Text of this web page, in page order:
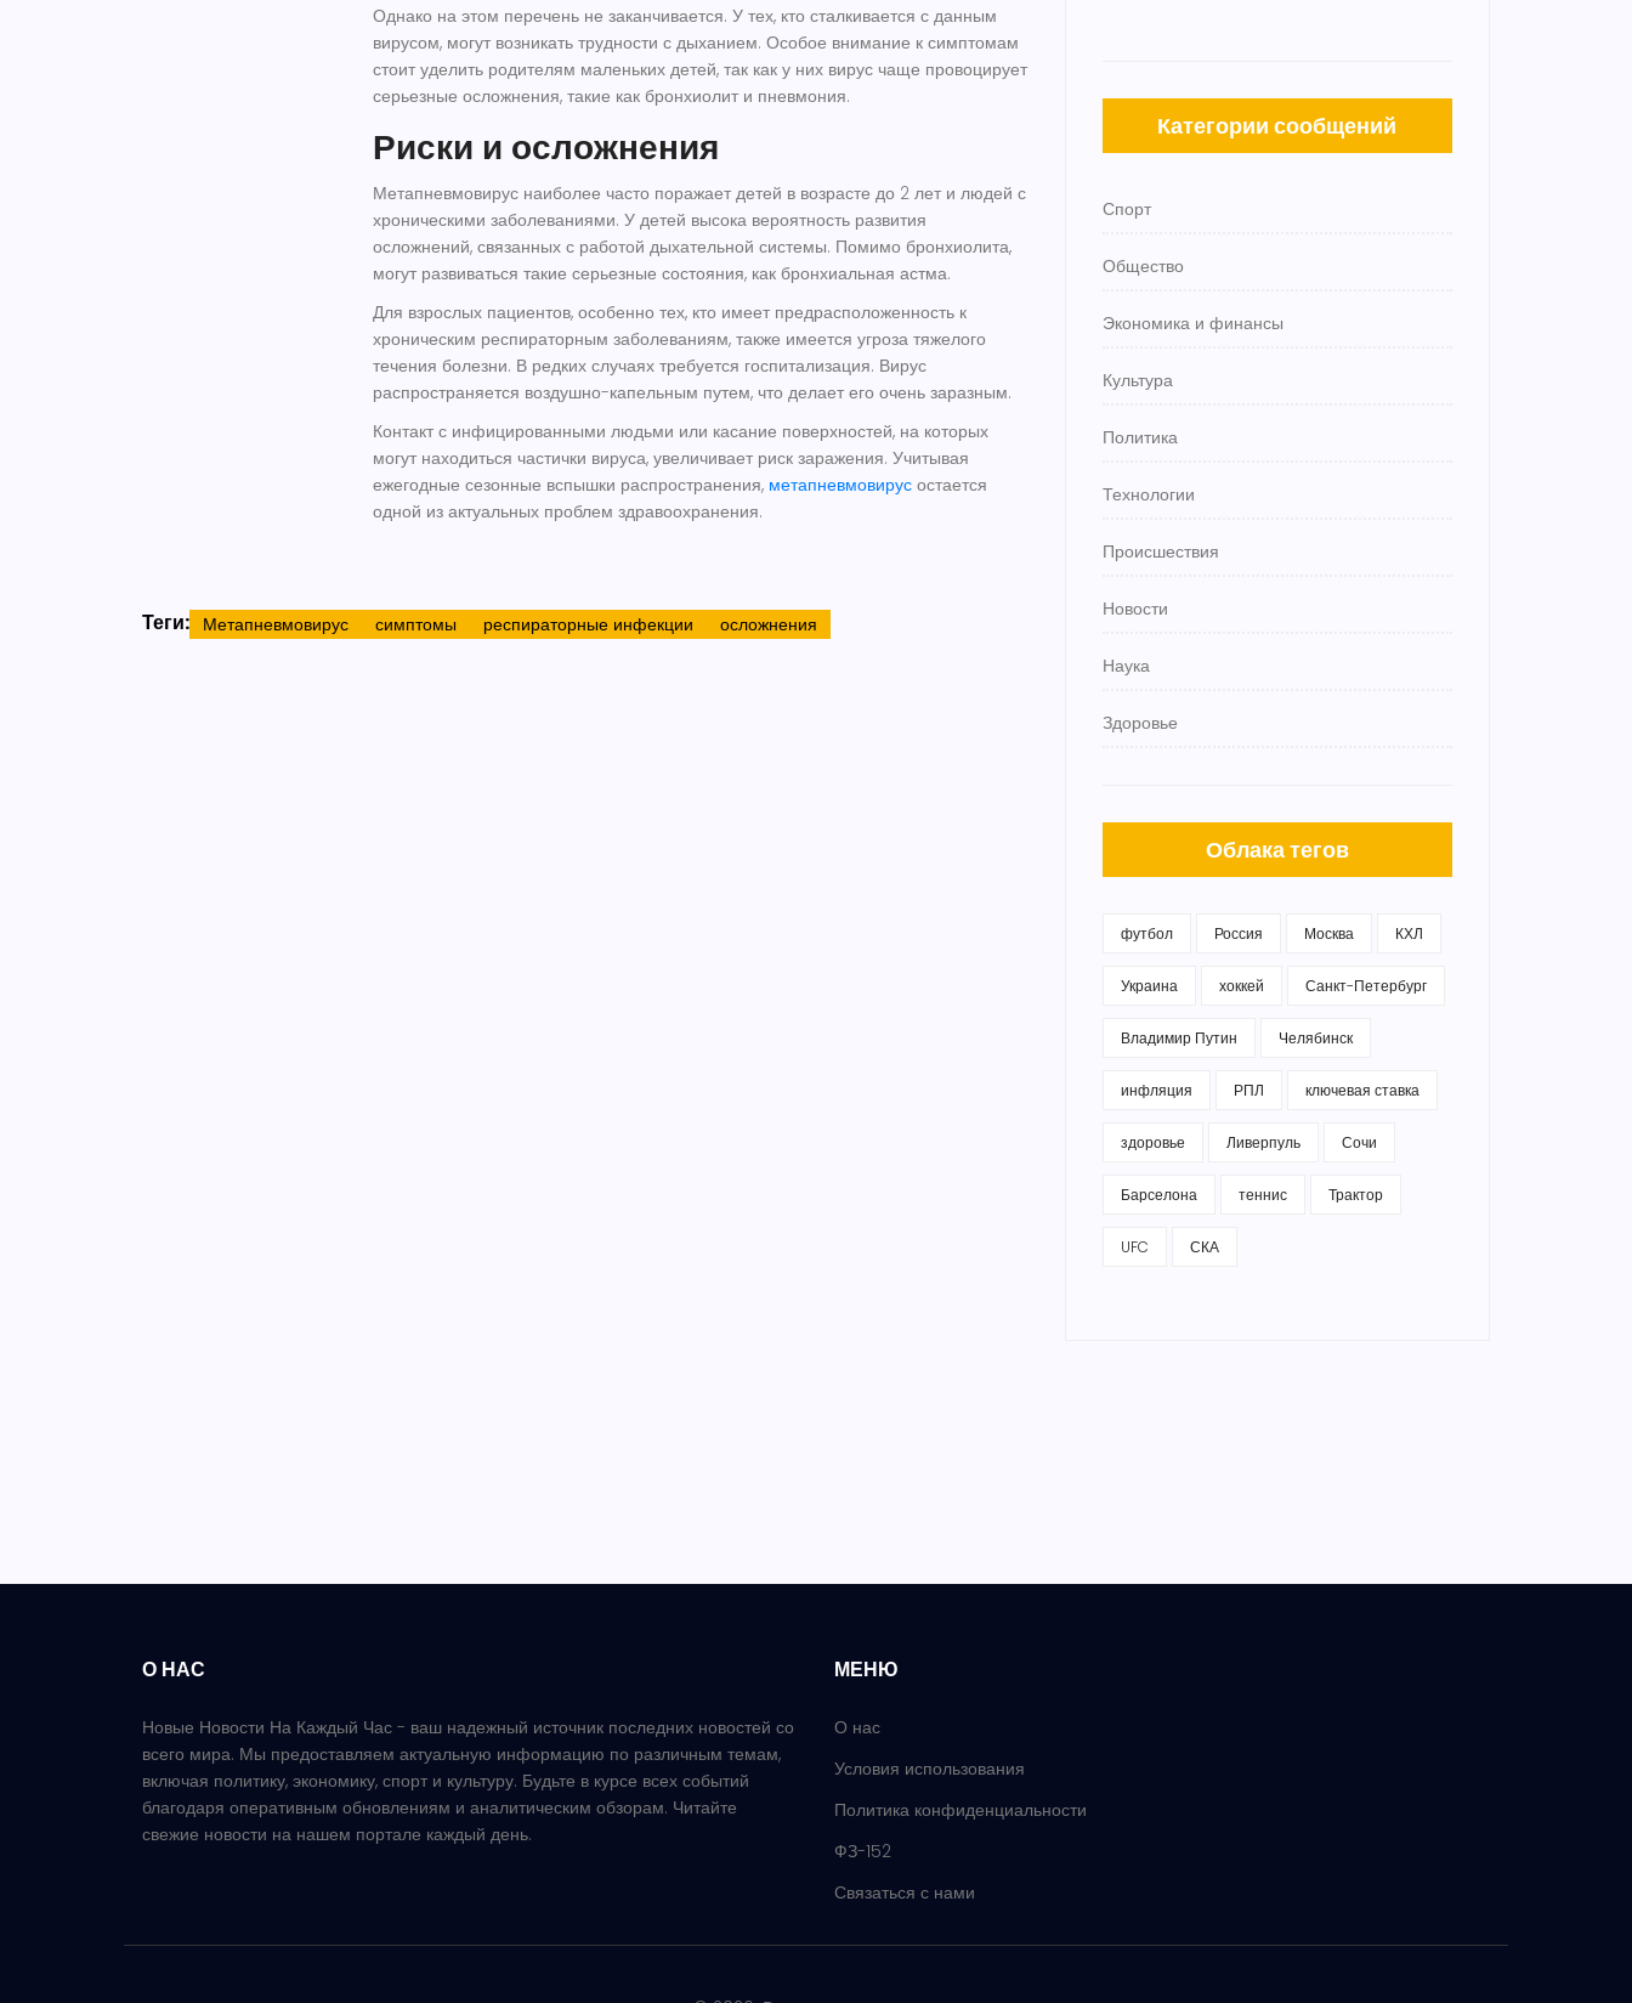
Однако на этом перечень не заканчивается. У тех, кто сталкивается с данным
вирусом, могут возникать трудности с дыханием. Особое внимание к симптомам
стоит уделить родителям маленьких детей, так как у них вирус чаще провоцирует
серьезные осложнения, такие как бронхиолит и пневмония.
Риски и осложнения
Метапневмовирус наиболее часто поражает детей в возрасте до 2 лет и людей с
хроническими заболеваниями. У детей высока вероятность развития
осложнений, связанных с работой дыхательной системы. Помимо бронхиолита,
могут развиваться такие серьезные состояния, как бронхиальная астма.
Для взрослых пациентов, особенно тех, кто имеет предрасположенность к
хроническим респираторным заболеваниям, также имеется угроза тяжелого
течения болезни. В редких случаях требуется госпитализация. Вирус
распространяется воздушно-капельным путем, что делает его очень заразным.
Контакт с инфицированными людьми или касание поверхностей, на которых
могут находиться частички вируса, увеличивает риск заражения. Учитывая
ежегодные сезонные вспышки распространения, метапневмовирус остается
одной из актуальных проблем здравоохранения.
Теги: Метапневмовирус симптомы респираторные инфекции осложнения
Категории сообщений
Спорт
Общество
Экономика и финансы
Культура
Политика
Технологии
Происшествия
Новости
Наука
Здоровье
Облака тегов
футбол Россия Москва КХЛ
Украина хоккей Санкт-Петербург
Владимир Путин Челябинск
инфляция РПЛ ключевая ставка
здоровье Ливерпуль Сочи
Барселона теннис Трактор
UFC СКА
О НАС
Новые Новости На Каждый Час - ваш надежный источник последних новостей со
всего мира. Мы предоставляем актуальную информацию по различным темам,
включая политику, экономику, спорт и культуру. Будьте в курсе всех событий
благодаря оперативным обновлениям и аналитическим обзорам. Читайте
свежие новости на нашем портале каждый день.
МЕНЮ
О нас
Условия использования
Политика конфиденциальности
ФЗ-152
Связаться с нами